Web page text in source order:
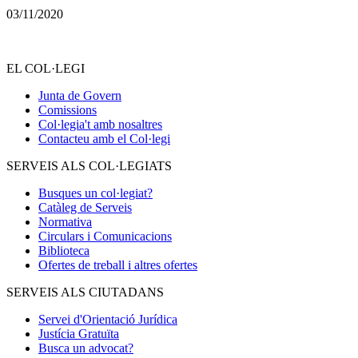
03/11/2020
EL COL·LEGI
Junta de Govern
Comissions
Col·legia't amb nosaltres
Contacteu amb el Col·legi
SERVEIS ALS COL·LEGIATS
Busques un col·legiat?
Catàleg de Serveis
Normativa
Circulars i Comunicacions
Biblioteca
Ofertes de treball i altres ofertes
SERVEIS ALS CIUTADANS
Servei d'Orientació Jurídica
Justícia Gratuïta
Busca un advocat?